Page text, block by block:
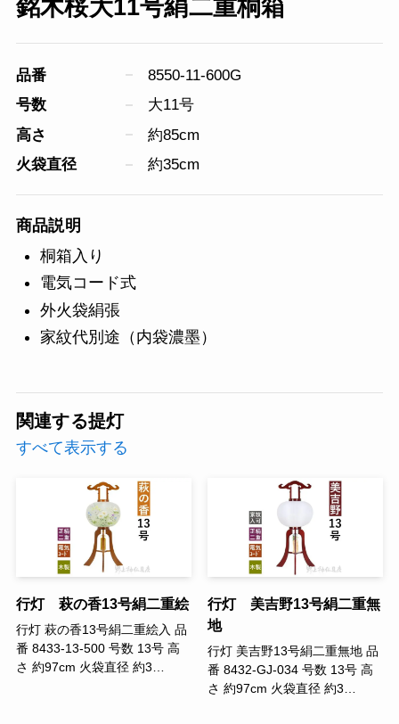
銘木桜大11号絹二重桐箱
品番
8550-11-600G
号数
大11号
高さ
約85cm
火袋直径
約35cm
商品説明
桐箱入り
電気コード式
外火袋絹張
家紋代別途（内袋濃墨）
関連する提灯
すべて表示する
行灯 萩の香13号絹二重絵
行灯 萩の香13号絹二重絵入 品
番 8433-13-500 号数 13号 高
さ 約97cm 火袋直径 約3…
行灯 美吉野13号絹二重無
地
行灯 美吉野13号絹二重無地 品
番 8432-GJ-034 号数 13号 高
さ 約97cm 火袋直径 約3…